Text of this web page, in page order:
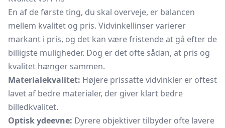
En af de første ting, du skal overveje, er balancen
mellem kvalitet og pris. Vidvinkellinser varierer
markant i pris, og det kan være fristende at gå efter de
billigste muligheder. Dog er det ofte sådan, at pris og
kvalitet hænger sammen.
Materialekvalitet: Højere prissatte vidvinkler er oftest
lavet af bedre materialer, der giver klart bedre
billedkvalitet.
Optisk ydeevne: Dyrere objektiver tilbyder ofte lavere